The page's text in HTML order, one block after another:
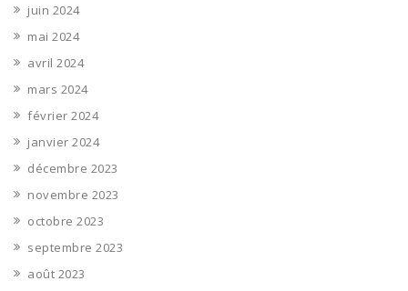
juin 2024
mai 2024
avril 2024
mars 2024
février 2024
janvier 2024
décembre 2023
novembre 2023
octobre 2023
septembre 2023
août 2023